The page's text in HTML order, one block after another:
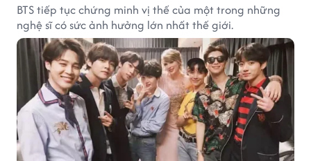
BTS tiếp tục chứng minh vị thế của một trong những
nghệ sĩ có sức ảnh hưởng lớn nhất thế giới.